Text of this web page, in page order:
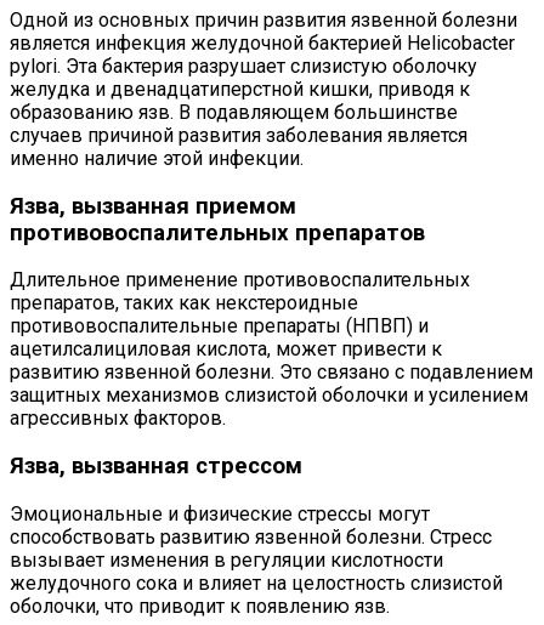
Одной из основных причин развития язвенной болезни
является инфекция желудочной бактерией Helicobacter
pylori. Эта бактерия разрушает слизистую оболочку
желудка и двенадцатиперстной кишки, приводя к
образованию язв. В подавляющем большинстве
случаев причиной развития заболевания является
именно наличие этой инфекции.
Язва, вызванная приемом
противовоспалительных препаратов
Длительное применение противовоспалительных
препаратов, таких как некстероидные
противовоспалительные препараты (НПВП) и
ацетилсалициловая кислота, может привести к
развитию язвенной болезни. Это связано с подавлением
защитных механизмов слизистой оболочки и усилением
агрессивных факторов.
Язва, вызванная стрессом
Эмоциональные и физические стрессы могут
способствовать развитию язвенной болезни. Стресс
вызывает изменения в регуляции кислотности
желудочного сока и влияет на целостность слизистой
оболочки, что приводит к появлению язв.